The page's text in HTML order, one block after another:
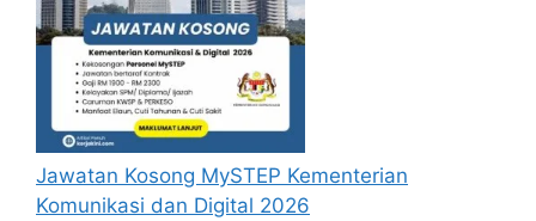
Jawatan Kosong MySTEP Kementerian
Komunikasi dan Digital 2026